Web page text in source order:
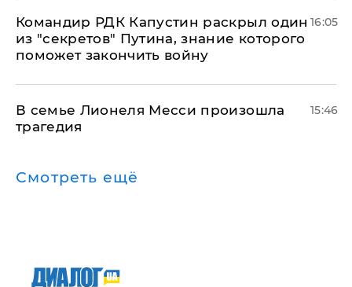
Командир РДК Капустин раскрыл один
из "секретов" Путина, знание которого
поможет закончить войну
16:05
В семье Лионеля Месси произошла
трагедия
15:46
Смотреть ещё